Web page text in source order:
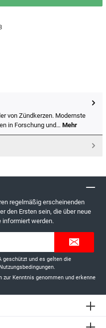
von Zündkerzen. Modernste
in Forschung und… Mehr
regelmäßig erscheinenden
den Ersten sein, die über neue
informiert werden.
geschützt und es gelten die
Nutzungsbedingungen.
zur Kenntnis genommen und erkenne